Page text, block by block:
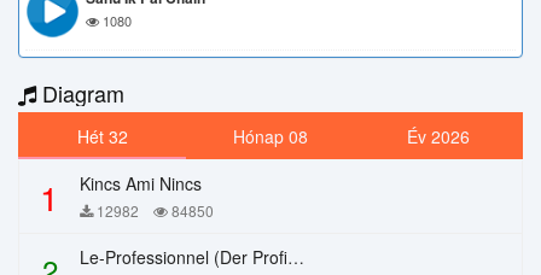
1080
Diagram
Hét 32 Hónap 08 Év 2026
1 Kincs Ami Nincs
12982 84850
Le-Professionnel (Der Profi) – Chi Mai